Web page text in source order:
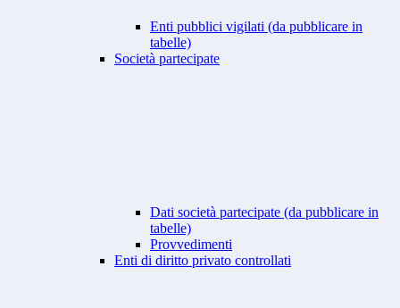
Enti pubblici vigilati (da pubblicare in
tabelle)
Società partecipate
Dati società partecipate (da pubblicare in
tabelle)
Provvedimenti
Enti di diritto privato controllati